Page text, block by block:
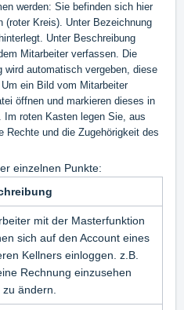
werden: Sie befinden sich hier
(roter Kreis). Unter Bezeichnung
Unter Beschreibung
Mitarbeiter verfassen. Die
wird automatisch vergeben, diese
ein Bild vom Mitarbeiter
öffnen und markieren dieses in
roten Kasten legen Sie, aus
Rechte und die Zugehörigkeit des
einzelnen Punkte:
mit der Masterfunktion
sich auf den Account eines
Kellners einloggen. z.B.
Rechnung einzusehen
zu ändern.